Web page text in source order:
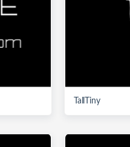
TallTiny